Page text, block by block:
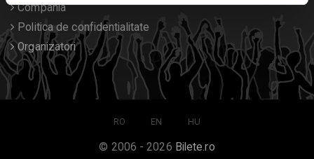
Compania
Politica de confidentialitate
Organizatori
RO EN HU
© 2006 - 2026 Bilete.ro